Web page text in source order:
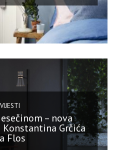
VIJESTI
– nova
Grčića
Flos